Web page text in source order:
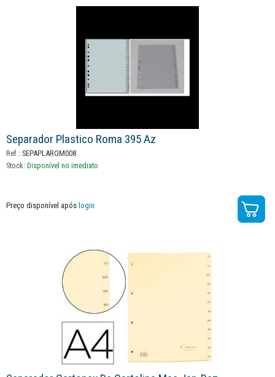
Separador Plastico Roma 395 Az
Ref.: SEPAPLAROM008
Stock: Disponível no imediato
Preço disponível após login